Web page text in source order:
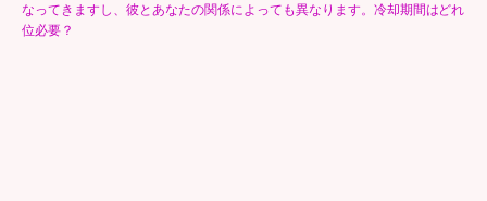
なってきますし、彼とあなたの関係によっても異なります。冷却期間はどれ
位必要？